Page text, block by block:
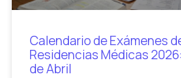
Calendario de Exámenes
Residencias Médicas
de Abril